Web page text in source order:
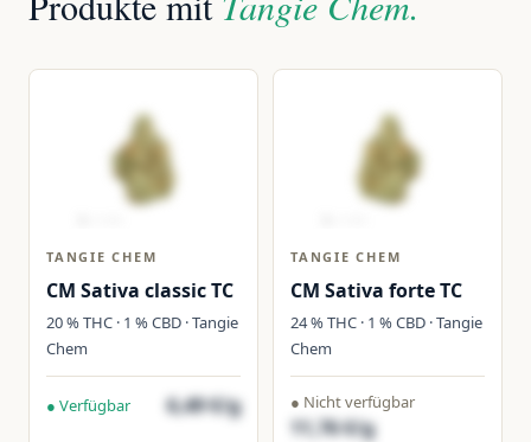
TANGIE CHEM
CM Sativa classic TC
20 % THC · 1 % CBD · Tangie
Chem
● Verfügbar 6,49 €/g
TANGIE CHEM
CM Sativa forte TC
24 % THC · 1 % CBD · Tangie
Chem
● Nicht verfügbar
11,76 €/g